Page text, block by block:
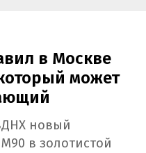
в Москве
может
новый
в золотистой